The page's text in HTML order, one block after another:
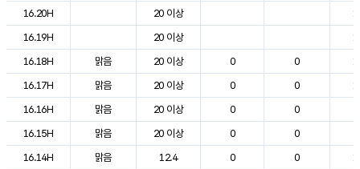
16.20H
20 이상
16.19H
20 이상
16.18H
맑음 20 이상 0 0
16.17H
맑음 20 이상 0 0
16.16H
맑음 20 이상 0 0
16.15H
맑음 20 이상 0 0
16.14H
맑음 12.4 0 0